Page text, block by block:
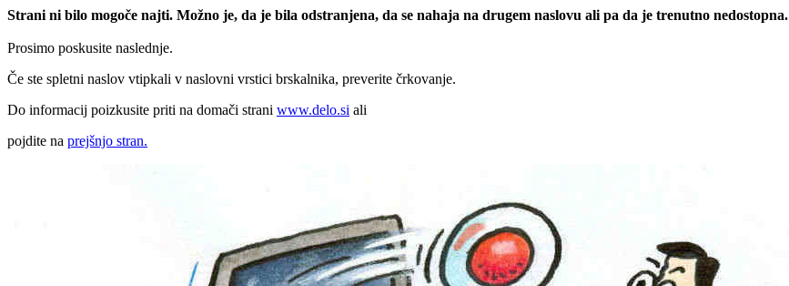
Strani ni bilo mogoče najti. Možno je, da je bila odstranjena, da se nahaja na drugem naslovu ali pa da je trenutno nedostopna.
Prosimo poskusite naslednje.
Če ste spletni naslov vtipkali v naslovni vrstici brskalnika, preverite črkovanje.
Do informacij poizkusite priti na domači strani www.delo.si ali
pojdite na prejšnjo stran.